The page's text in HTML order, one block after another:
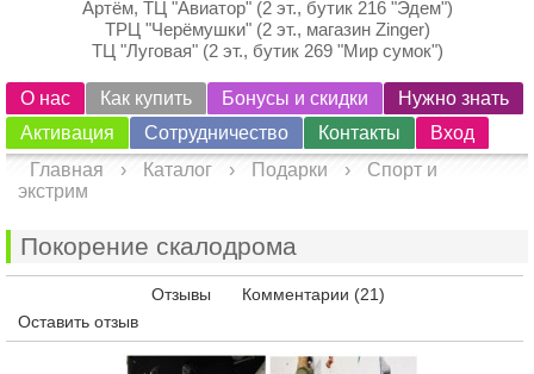
Артём, ТЦ "Авиатор" (2 эт., бутик 216 "Эдем")
ТРЦ "Черёмушки" (2 эт., магазин Zinger)
ТЦ "Луговая" (2 эт., бутик 269 "Мир сумок")
О нас Как купить Бонусы и скидки
Нужно знать
Активация
Сотрудничество Контакты
Вход
Главная
› Каталог › Подарки ›
Спорт и
экстрим
Покорение скалодрома
Отзывы
Комментарии (21)
Оставить отзыв